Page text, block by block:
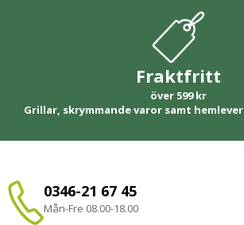
Fraktfritt
över 599 kr
Grillar, skrymmande varor samt
0346-21 67 45
Mån-Fre 08.00-18.00